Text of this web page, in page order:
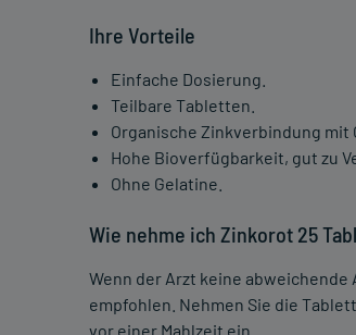
Ihre Vorteile
Einfache Dosierung.
Teilbare Tabletten.
Organische Zinkverbindung mit
Hohe Bioverfügbarkeit, gut zu
Ohne Gelatine.
Wie nehme ich Zinkorot 25
Wenn der Arzt keine
empfohlen. Nehmen Sie die
vor einer Mahlzeit ein.